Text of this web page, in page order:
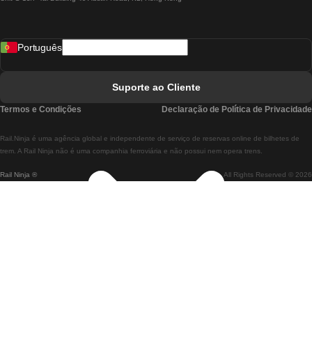
Comboios De Lisboa A Braga
Comboios De Braga A Lisboa
Rail Ninja ® All Rights Reserved © 2026
Rail.Ninja é uma agência global e independente de serviço de reservas online de bilhetes de
trem. A Rail Ninja não é uma companhia ferroviária e não possui nem opera trens.
Português
Suporte ao Cliente
Termos e Condições Declaração de Política de Privacidade